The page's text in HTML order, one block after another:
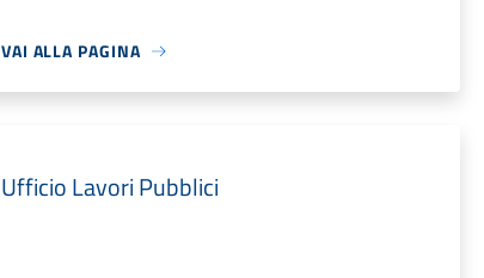
VAI ALLA PAGINA
Ufficio Lavori Pubblici